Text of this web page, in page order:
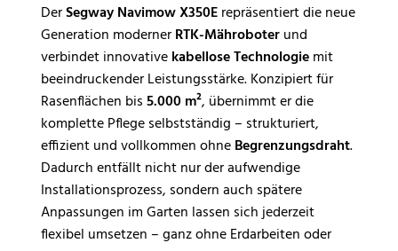
DerSegway Navimow X350Erepräsentiert die neue
Generation modernerRTK-Mähroboterund
verbindet innovativekabellose Technologiemit
beeindruckender Leistungsstärke. Konzipiert für
Rasenflächen bis5.000 m², übernimmt er die
komplette Pflege selbstständig – strukturiert,
effizient und vollkommen ohneBegrenzungsdraht.
Dadurch entfällt nicht nur der aufwendige
Installationsprozess, sondern auch spätere
Anpassungen im Garten lassen sich jederzeit
flexibel umsetzen – ganz ohne Erdarbeiten oder